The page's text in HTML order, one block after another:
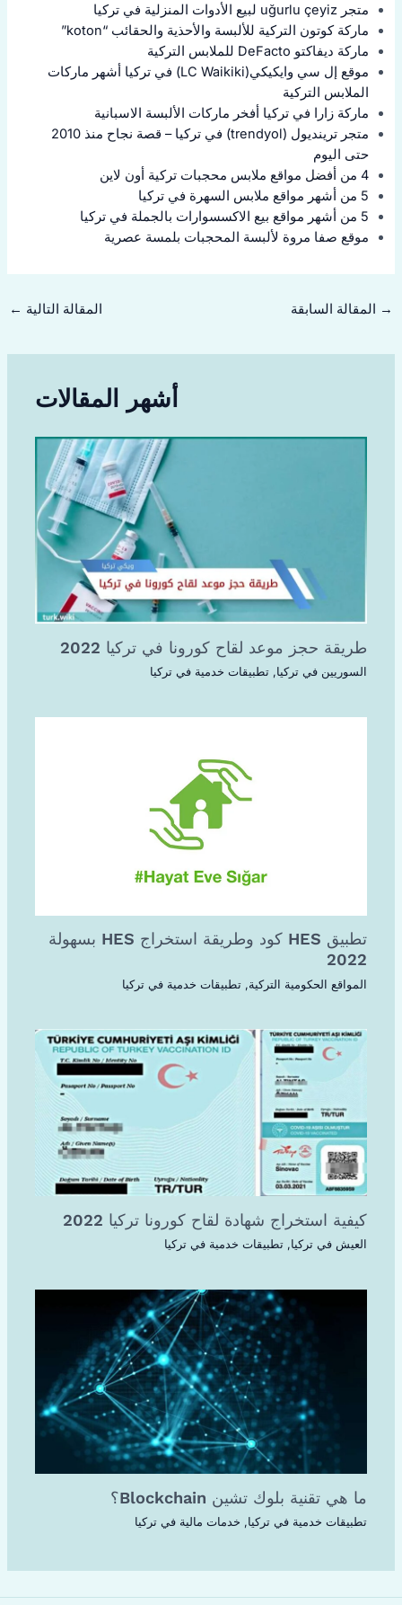
متجر uğurlu çeyiz لبيع الأدوات المنزلية في تركيا
ماركة كوتون التركية للألبسة والأحذية والحقائب “koton”
ماركة ديفاكتو DeFacto للملابس التركية
موقع إل سي وايكيكي(LC Waikiki) في تركيا أشهر ماركات
الملابس التركية
ماركة زارا في تركيا أفخر ماركات الألبسة الاسبانية
متجر ترينديول (trendyol) في تركيا – قصة نجاح منذ 2010
حتى اليوم
4 من أفضل مواقع ملابس محجبات تركية أون لاين
5 من أشهر مواقع ملابس السهرة في تركيا
5 من أشهر مواقع بيع الاكسسوارات بالجملة في تركيا
موقع صفا مروة لألبسة المحجبات بلمسة عصرية
→ المقالة السابقة المقالة التالية ←
أشهر المقالات
طريقة حجز موعد لقاح كورونا في تركيا 2022
السوريين في تركيا,تطبيقات خدمية في تركيا
تطبيق HES كود وطريقة استخراج HES بسهولة
2022
المواقع الحكومية التركية,تطبيقات خدمية في تركيا
كيفية استخراج شهادة لقاح كورونا تركيا 2022
العيش في تركيا,تطبيقات خدمية في تركيا
ما هي تقنية بلوك تشين Blockchain؟
تطبيقات خدمية في تركيا, خدمات مالية في تركيا